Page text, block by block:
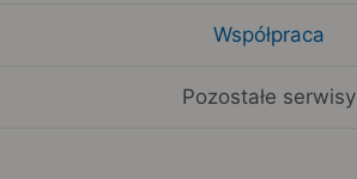
Współpraca
Pozostałe serwisy